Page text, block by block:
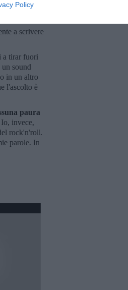
Policy
a scrivere
a tirar fuori
sound
in un altro
l'ascolto è
paura
invece,
rock'n'roll.
parole. In